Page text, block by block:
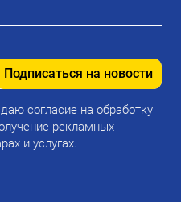
Подписаться на новости
согласие на обработку
рекламных
и услугах.